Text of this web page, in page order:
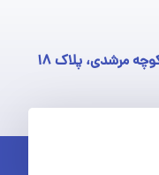
مرشدی، پلاک ۱۸